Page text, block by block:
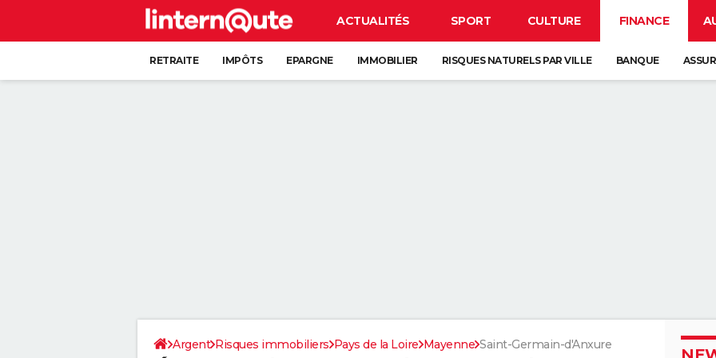
ACTUALITÉS SPORT CULTURE FINANCE
RETRAITE IMPÔTS EPARGNE IMMOBILIER RISQUES NATURELS PAR VILLE BANQUE
Argent Risques immobiliers Pays de la Loire Mayenne Saint-Germain-d'Anxure